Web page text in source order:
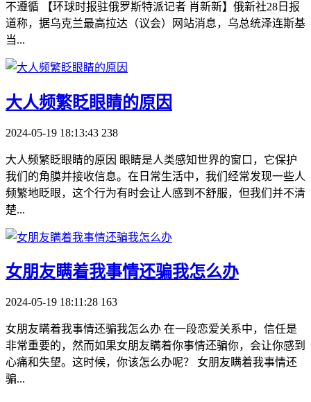
不遵循 【环球时报驻俄罗斯特派记者 肖新新】俄新社28日报
道称，据乌克兰最高拉达（议会）网站消息，乌总统泽连斯基
当...
​大人频繁眨眼睛的原因
2024-05-19 18:13:43 238
大人频繁眨眼睛的原因 眼睛是人类感知世界的窗口，它保护
我们的角膜并接收信息。在日常生活中，我们经常发现一些人
频繁地眨眼，这个行为有时会让人感到不舒服，但我们并不清
楚...
​女朋友瞒着我事情还骗我怎么办
2024-05-19 18:11:28 163
女朋友瞒着我事情还骗我怎么办 在一段恋爱关系中，信任是
非常重要的，然而如果女朋友瞒着你事情还骗你，会让你感到
心痛和失望。这时候，你该怎么办呢？ 女朋友瞒着我事情还
骗...